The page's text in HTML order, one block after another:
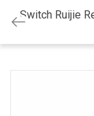
Switch Ruijie